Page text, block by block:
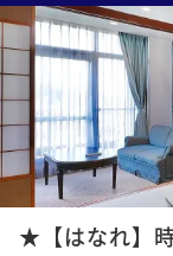
★【はなれ】